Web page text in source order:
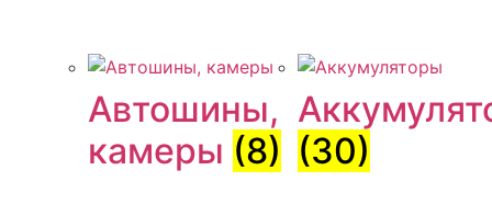
Автошины,
камеры (8) (30)